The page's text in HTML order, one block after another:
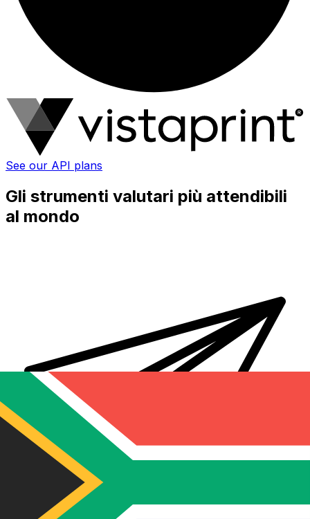
See our API plans
Gli strumenti valutari più attendibili
al mondo